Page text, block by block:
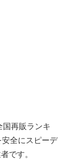
国再販ランキ
全にスピーデ
です。